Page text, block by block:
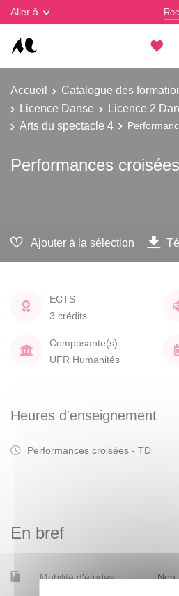
Aller à
Accueil Catalogue des
Licence Danse
Licence 2
Arts du spectacle 4
Performances croisées
Ajouter à la sélection
ECTS
3 crédits
Composante(s)
UFR Humanités
Heures d'enseignement
Performances croisées - TD
En bref
Mobilité d'études Non
Gestion des cookies